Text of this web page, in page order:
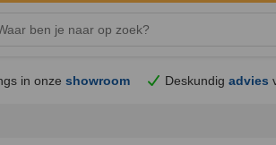
in onzeshowroom Deskundigadvies